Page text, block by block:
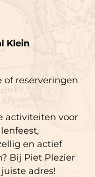
Klein
of reserveringen
activiteiten voor
en actief
Bij Piet Plezier
adres!